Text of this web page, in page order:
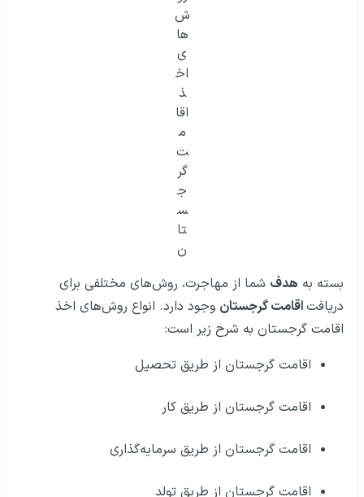
روش‌‌ های اخذ اقامت گرجستان
شما از مهاجرت، روش‌های مختلفی برای
دریافتاقامت گرجستانوجود دارد. انواع روش‌های اخذ
اقامت گرجستان به شرح زیر است:
اقامت گرجستان از طریق تحصیل